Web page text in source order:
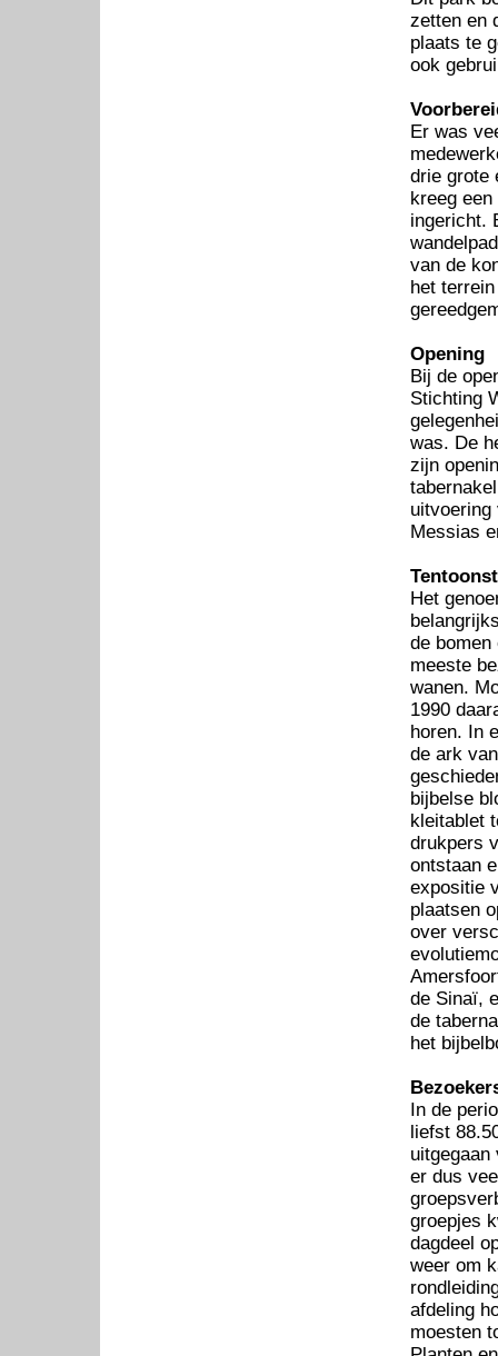
zetten en
plaats te
ook
Er was
drie grote
kreeg
ingericht.
van de
het
Opening
Bij de
Stichting
was. De
zijn
uitvoering
Messias
Het
de
meeste
wanen.
1990
horen. In
de ark
bijbelse
kleitablet
drukpers
ontstaan
expositie
plaatsen
over
de Sinaï,
de
het
In de
liefst
uitgegaan
er dus
groepjes
dagdeel
weer om
afdeling
moesten